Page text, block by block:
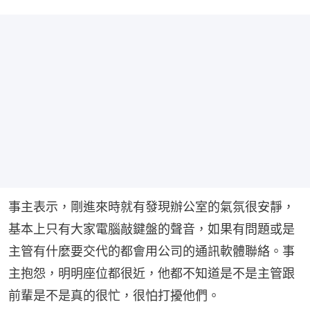
事主表示，剛進來時就有發現辦公室的氣氛很安靜，
基本上只有大家電腦敲鍵盤的聲音，如果有問題或是
主管有什麼要交代的都會用公司的通訊軟體聯絡。事
主抱怨，明明座位都很近，他都不知道是不是主管跟
前輩是不是真的很忙，很怕打擾他們。